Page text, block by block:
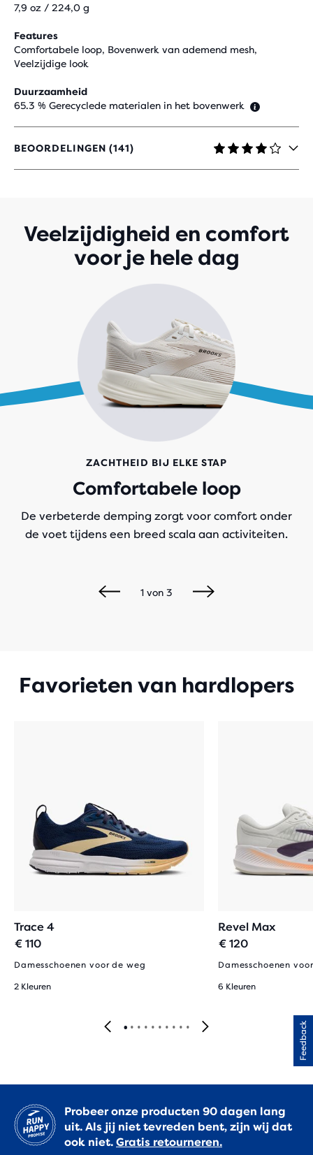
7,9 oz / 224,0 g
Features
Comfortabele loop, Bovenwerk van ademend mesh,
Veelzijdige look
Duurzaamheid
65.3 % Gerecyclede materialen in het bovenwerk
BEOORDELINGEN (141)
4,1
UIT
141
REVIEWS
Veelzijdigheid en comfort
voor je hele dag
ZACHTHEID BIJ ELKE STAP
Comfortabele loop
De verbeterde demping zorgt voor comfort onder
de voet tijdens een breed scala aan activiteiten.
1 von 3
Favorieten van hardlopers
Trace 4
€ 110
Damesschoenen voor de weg
2 Kleuren
Revel Max
€ 120
Damesschoenen
6 Kleuren
Probeer onze producten 90 dagen lang
uit. Als jij niet tevreden bent, zijn wij dat
ook niet. Gratis retourneren.
Feedback